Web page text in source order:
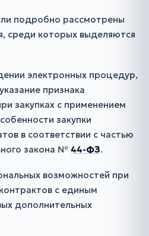
подробно рассмотрены
среди которых выделяются
электронных процедур,
признака
закупках с применением
закупки
в соответствии с частью
закона № 44-ФЗ.
возможностей при
с единым
дополнительных